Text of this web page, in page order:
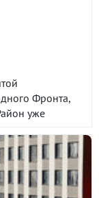
Фронта,
уже
До
До станции
на